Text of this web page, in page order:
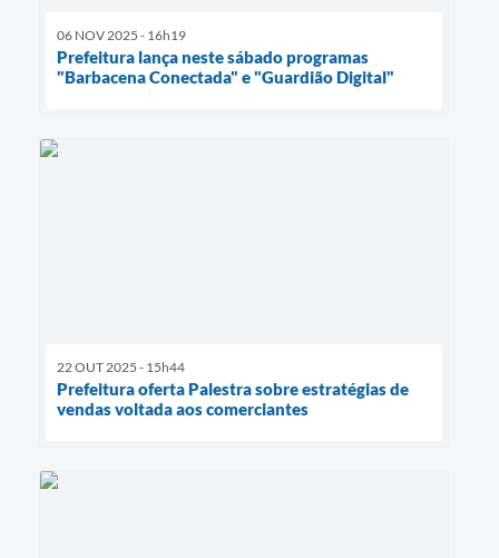
06 NOV 2025 - 16h19
Prefeitura lança neste sábado programas
"Barbacena Conectada" e "Guardião Digital"
22 OUT 2025 - 15h44
Prefeitura oferta Palestra sobre estratégias de
vendas voltada aos comerciantes